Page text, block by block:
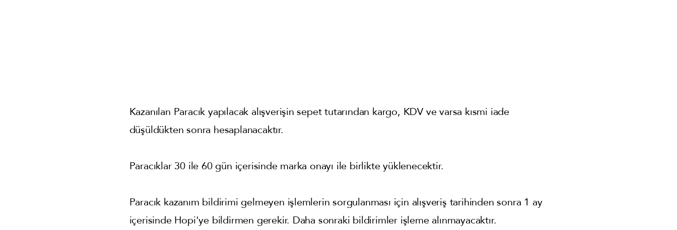
Kazanılan Paracık yapılacak alışverişin sepet tutarından kargo, KDV ve varsa kısmi iade
düşüldükten sonra hesaplanacaktır.
Paracıklar 30 ile 60 gün içerisinde marka onayı ile birlikte yüklenecektir.
Paracık kazanım bildirimi gelmeyen işlemlerin sorgulanması için alışveriş tarihinden sonra 1 ay
içerisinde Hopi'ye bildirmen gerekir. Daha sonraki bildirimler işleme alınmayacaktır.